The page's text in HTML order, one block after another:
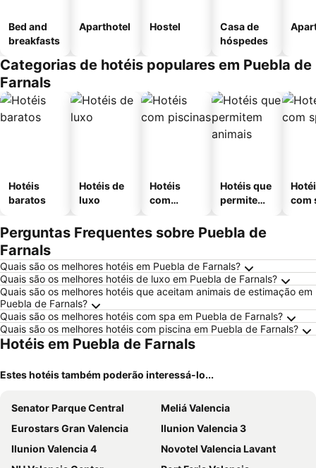
Bed and
breakfasts
Aparthotel Hostel
Casa de
hóspedes
Categorias de hotéis populares em Puebla de
Farnals
Hotéis
baratos
Hotéis de
luxo
Hotéis
com
Hotéis que
permitem
com
Perguntas Frequentes sobre Puebla de
Farnals
Quais são os melhores hotéis em Puebla de Farnals?
Quais são os melhores hotéis de luxo em Puebla de Farnals?
Quais são os melhores hotéis que aceitam animais de estimação em
Puebla de Farnals?
Quais são os melhores hotéis com spa em Puebla de Farnals?
Quais são os melhores hotéis com piscina em Puebla de Farnals?
Hotéis em Puebla de Farnals
Estes hotéis também poderão interessá-lo...
Senator Parque Central
Meliá Valencia
Eurostars Gran Valencia
Ilunion Valencia 3
Ilunion Valencia 4
Novotel Valencia Lavant